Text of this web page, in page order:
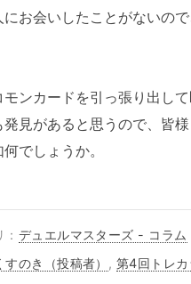
にお会いしたことがないの
ンカードを引っ張り出し
発見があると思うので、皆
でしょうか。
デュエルマスターズ - コラム
すのき（投稿者） , 第4回トレ